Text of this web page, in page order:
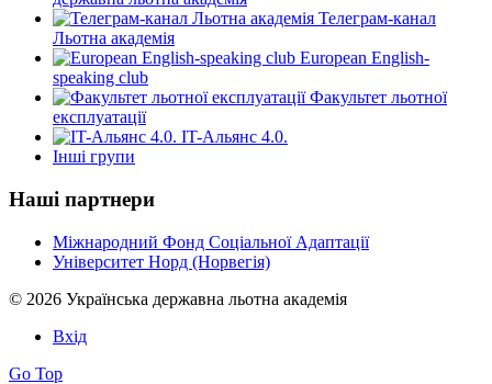
Телеграм-канал
Льотна академія
European English-
speaking club
Факультет льотної
експлуатації
IT-Альянс 4.0.
Інші групи
Наші партнери
Міжнародний Фонд Соціальної Адаптації
Університет Норд (Норвегія)
© 2026 Українська державна льотна академія
Вхід
Go Top